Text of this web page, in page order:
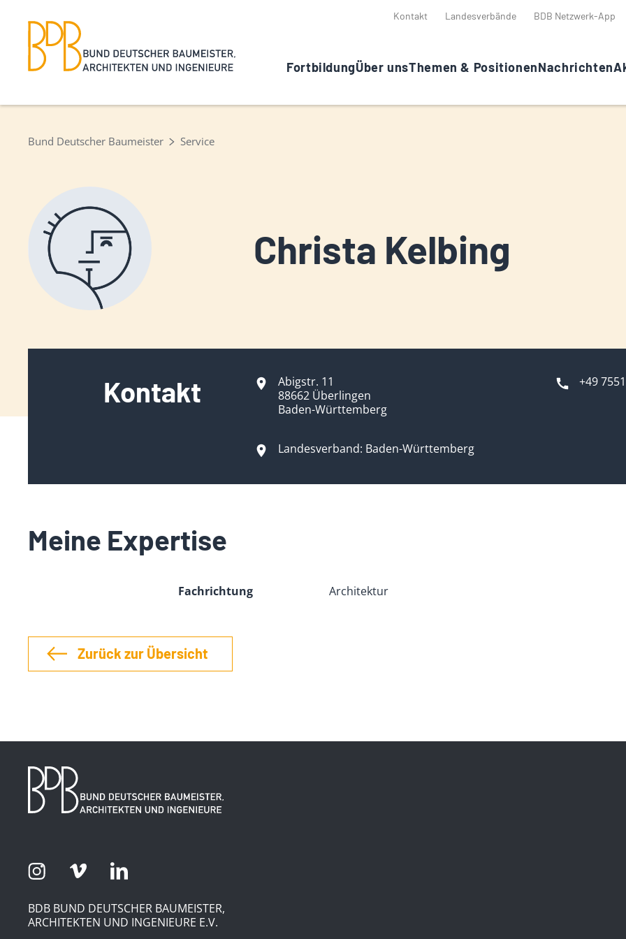
Kontakt Landesverbände BDB Netzwerk-App
FortbildungÜber unsThemen & PositionenNachrichten
Bund Deutscher Baumeister Service
Christa Kelbing
Kontakt
Abigstr. 11
88662 Überlingen
Baden-Württemberg
+49
Landesverband: Baden-Württemberg
Meine Expertise
Fachrichtung Architektur
Zurück zur Übersicht
BDB BUND DEUTSCHER BAUMEISTER,
ARCHITEKTEN UND INGENIEURE E.V.